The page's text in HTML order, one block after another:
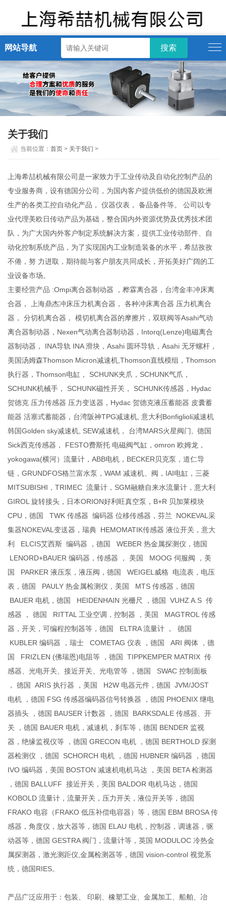
网站导航
关于我们
当前位置：首页 > 关于我们 >
上海希喆机械有限公司是一家致力于工业传动及自动化控制产品的
专业服务商，设有德国分公司，为国内客户提供低价的德国及欧洲
生产的各类工控自动化产品， 仪器仪表， 备品备件等。 公司以专
业代理美欧日传动产品为基础，整合国内外资源优势及优秀技术团
队，为广大国内外客户制定系统解决方案，提供工业传动部件、自
动化控制系统产品，为了实现国内工业制造装备的水平，希喆孜孜
不倦，努 力进取，期待能与客户朋友共同成长，开拓美好广阔的工
业设备市场。
主要经营产品 :Ompi离合器制动器 ，桦霖离合器，台湾金丰冲床离
合器， 上海鼎杰冲床压力机离合器， 各种冲床离合器 压力机离合
器， 分切机离合器， 模切机离合器的摩擦片，双联阀等Asahi气动
离合器制动器，Nexen气动离合器制动器，Intorq(Lenze)电磁离合
器制动器， INA导轨 INA 滑块，Asahi 圆环导轨，Asahi 无牙螺杆，
美国汤姆森Thomson Micron减速机,Thomson直线模组，Thomson
执行器，Thomson电缸， SCHUNK夹爪，SCHUNK气爪，
SCHUNK机械手， SCHUNK磁性开关， SCHUNK传感器，Hydac
贺德克 压力传感器 压力变送器，Hydac 贺德克液压蓄能器 皮囊蓄
能器 活塞式蓄能器，台湾阪神TPG减速机, 意大利Bonfiglioli减速机
韩国Golden sky减速机, SEW减速机， 台湾MARS火星阀门, 德国
Sick西克传感器， FESTO费斯托 电磁阀气缸，omron 欧姆龙，
yokogawa(横河）流量计，ABB电机，BECKER贝克泵，道仁导
链，GRUNDFOS格兰富水泵，WAM 减速机、阀，IAI电缸，三菱
MITSUBISHI，TRIMEC 流量计，SGM融糖自来水流量计，意大利
GIROL 旋转接头，日本ORION好利旺真空泵，B+R 贝加莱模块
CPU，德国 TWK 传感器 编码器 位移传感器，芬兰 NOKEVAL采
集器NOKEVAL变送器，瑞典 HEMOMATIK传感器 液位开关，意大
利 ELCIS艾西斯 编码器 ，德国 WEBER 热金属探测仪，德国
LENORD+BAUER 编码器，传感器 ， 美国 MOOG 伺服阀 ，美
国 PARKER 液压泵，液压阀，德国 WEIGEL威格 电流表，电压
表，德国 PAULY 热金属检测仪，美国 MTS 传感器，德国
BAUER 电机，德国 HEIDENHAIN 光栅尺 ，德国 VUHZ A.S 传
感器 ， 德国 RITTAL 工业空调，控制器 ，美国 MAGTROL 传感
器，开关，可编程控制器等，德国 ELTRA 流量计 ， 德国
KUBLER 编码器 ，瑞士 COMETAG 仪表 ，德国 ARI 阀体 ，德
国 FRIZLEN (佛瑞恩)电阻等 ，德国 TIPPKEMPER MATRIX 传
感器、光电开关、接近开关、光电管等 ，德国 SWAC 控制面板
， 德国 ARIS 执行器 ，美国 H2W 电器元件，德国 JVM/JOST
电机 ，德国 FSG 传感器编码器信号转换器 ，德国 PHOENIX 继电
器插头 ，德国 BAUSER 计数器 ，德国 BARKSDALE 传感器、开
关 ，德国 BAUER 电机，减速机，刹车等，德国 BENDER 监视
器，绝缘监视仪等 ，德国 GRECON 电机 ，德国 BERTHOLD 探测
器检测仪 ，德国 SCHORCH 电机 ，德国 HUBNER 编码器 ，德国
IVO 编码器，美国 BOSTON 减速机电机马达 ，美国 BETA 检测器
，德国 BALLUFF 接近开关，美国 BALDOR 电机马达，德国
KOBOLD 流量计，流量开关，压力开关，液位开关等，德国
FRAKO 电容（FRAKO 低压补偿电容器）等，德国 EBM BROSA 传
感器，角度仪，放大器等，德国 ELAU 电机，控制器，调速器，驱
动器等，德国 GESTRA 阀门，流量计等，英国 MODULOC 冷热金
属探测器，激光测距仪,金属检测器等，德国 vision-control 视觉系
统，德国RIES。
产品广泛应用于：包装、 印刷、橡塑工业、金属加工、船舶、冶